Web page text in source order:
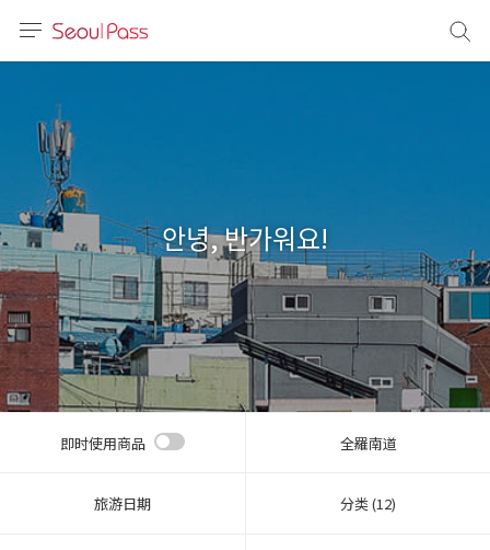
体)
文 (台灣)
안녕, 반가워요!
即时使用商品 全羅南道
旅游日期 分类 (12)